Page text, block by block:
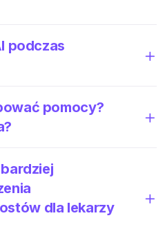
podczas
pomocy?
dla lekarzy